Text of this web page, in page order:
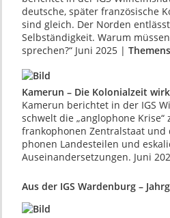
deutsche, später franzö­sische
sind gleich. Der Norden
Selbständigkeit. Warum
sprechen?“ Juni 2025 |
Kamerun – Die Kolonialzeit
Kamerun berichtet in der IGS
schwelt die „anglo­phone Krise“
frankophonen Zentralstaat
phonen Landesteilen und
Auseinander­setzungen. Juni
Aus der IGS Wardenburg –